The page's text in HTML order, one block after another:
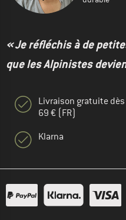
« Je réfléchis à de
que les Alpinistes
Livraison gratuite dès
69 € (FR)
Klarna